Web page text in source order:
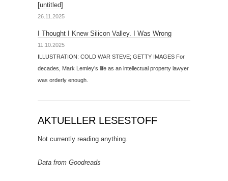
[untitled]
26.11.2025
I Thought I Knew Silicon Valley. I Was Wrong
11.10.2025
ILLUSTRATION: COLD WAR STEVE; GETTY IMAGES For
decades, Mark Lemley’s life as an intellectual property lawyer
was orderly enough.
AKTUELLER LESESTOFF
Not currently reading anything.
Data from Goodreads